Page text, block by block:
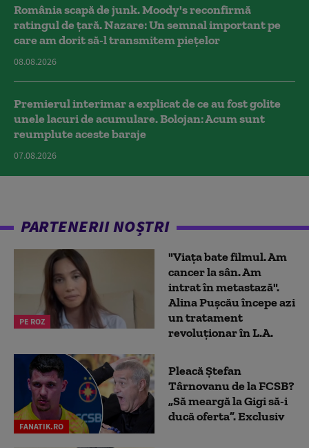
România scapă de junk. Moody's reconfirmă
ratingul de țară. Nazare: Un semnal important pe
care am dorit să-l transmitem piețelor
08.08.2026
Premierul interimar a explicat de ce au fost golite
unele lacuri de acumulare. Bolojan: Acum sunt
reumplute aceste baraje
07.08.2026
PARTENERII NOȘTRI
PE ROZ
"Viața bate filmul. Am
cancer la sân. Am
intrat în metastază".
Alina Pușcău începe azi
un tratament
revoluționar în L.A.
FANATIK.RO
Pleacă Ștefan
Târnovanu de la FCSB?
„Să meargă la Gigi să-i
ducă oferta”. Exclusiv